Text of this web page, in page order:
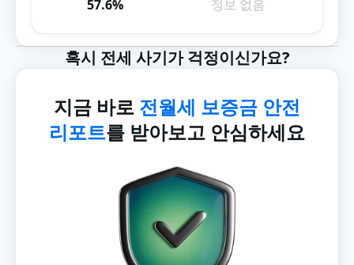
57.6% 정보 없음
혹시 전세 사기가 걱정이신가요?
지금 바로 전월세 보증금 안전
리포트를 받아보고 안심하세요